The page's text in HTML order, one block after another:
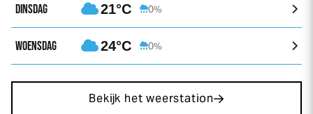
DINSDAG 21°C 0%
WOENSDAG 24°C 0%
Bekijk het weerstation